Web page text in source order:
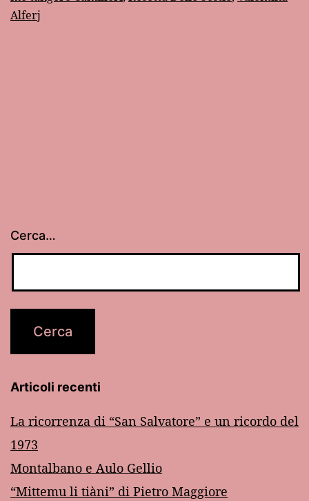
Alferj
Cerca…
Articoli recenti
La ricorrenza di “San Salvatore” e un ricordo del
1973
Montalbano e Aulo Gellio
“Mittemu li tiàni” di Pietro Maggiore